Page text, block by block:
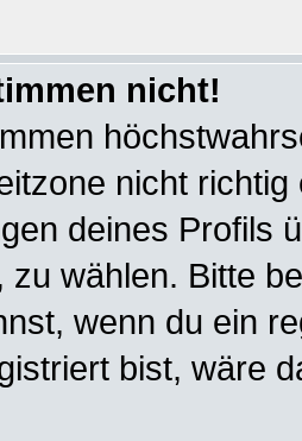
nicht!
nicht
deines Profils
zu wählen. Bitte
wenn du ein
bist, wäre